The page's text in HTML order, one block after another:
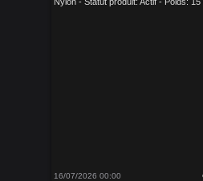
16/07/2026 00:00